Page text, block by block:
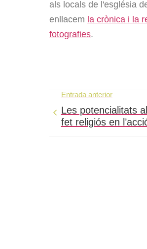
als locals de l'església
enllacem la crònica i la
fotografies.
Entrada anterior
Les potencialitats
fet religiós en